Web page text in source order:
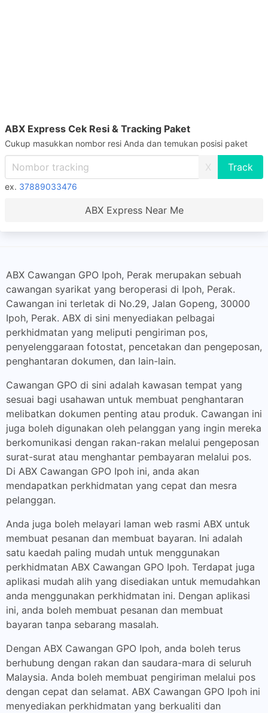
ABX Express Cek Resi & Tracking Paket
Cukup masukkan nombor resi Anda dan temukan posisi paket
X
ex. 37889033476
ABX Express Near Me
ABX Cawangan GPO Ipoh, Perak merupakan sebuah
cawangan syarikat yang beroperasi di Ipoh, Perak.
Cawangan ini terletak di No.29, Jalan Gopeng, 30000
Ipoh, Perak. ABX di sini menyediakan pelbagai
perkhidmatan yang meliputi pengiriman pos,
penyelenggaraan fotostat, pencetakan dan pengeposan,
penghantaran dokumen, dan lain-lain.
Cawangan GPO di sini adalah kawasan tempat yang
sesuai bagi usahawan untuk membuat penghantaran
melibatkan dokumen penting atau produk. Cawangan ini
juga boleh digunakan oleh pelanggan yang ingin mereka
berkomunikasi dengan rakan-rakan melalui pengeposan
surat-surat atau menghantar pembayaran melalui pos.
Di ABX Cawangan GPO Ipoh ini, anda akan
mendapatkan perkhidmatan yang cepat dan mesra
pelanggan.
Anda juga boleh melayari laman web rasmi ABX untuk
membuat pesanan dan membuat bayaran. Ini adalah
satu kaedah paling mudah untuk menggunakan
perkhidmatan ABX Cawangan GPO Ipoh. Terdapat juga
aplikasi mudah alih yang disediakan untuk memudahkan
anda menggunakan perkhidmatan ini. Dengan aplikasi
ini, anda boleh membuat pesanan dan membuat
bayaran tanpa sebarang masalah.
Dengan ABX Cawangan GPO Ipoh, anda boleh terus
berhubung dengan rakan dan saudara-mara di seluruh
Malaysia. Anda boleh membuat pengiriman melalui pos
dengan cepat dan selamat. ABX Cawangan GPO Ipoh ini
menyediakan perkhidmatan yang berkualiti dan